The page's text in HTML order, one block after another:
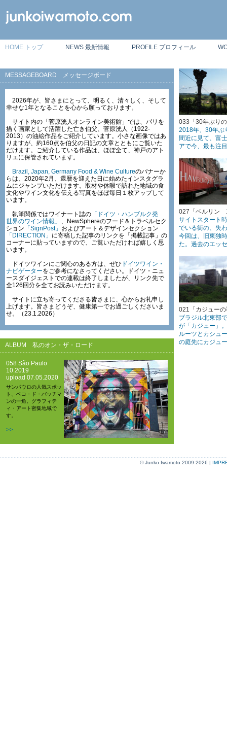
HOME トップ NEWS 最新情報 PROFILE プロフィール
MESSAGEBOARD メッセージボード
2026年が、皆さまにとって、明るく、清々しく、そして
幸せな1年となることを心から願っております。
サイト内の「菅原洸人オンライン美術館」では、パリを
描く画家として活躍した亡き伯父、菅原洸人（1922-
2013）の油絵作品をご紹介しています。小さな画像ではあ
りますが、約160点を伯父の日記の文章とともにご覧いた
だけます。ご紹介している作品は、ほぼ全て、神戸のアト
リエに保管されています。
Brazil, Japan, Germany Food & Wine Cultureのバナーか
らは、2020年2月、還暦を迎えた日に始めたインスタグラ
ムにジャンプいただけます。取材や休暇で訪れた地域の食
文化やワイン文化を伝える写真をほぼ毎日１枚アップして
います。
執筆関係ではワイナート誌の 「ドイツ・ハンブルク発
世界のワイン情報」 、NewSphereのフード＆トラベルセク
ション 「SignPost」 およびアート＆デザインセクション
「DIRECTION」 に寄稿した記事のリンクを「掲載記事」の
コーナーに貼っていますので、ご覧いただければ嬉しく思
います。
ドイツワインにご関心のある方は、ぜひ ドイツワイン・
ナビゲーターをご参考になさってください。ドイツ・ニュ
ースダイジェストでの連載は終了しましたが、リンク先で
全126回分を全てお読みいただけます。
サイトに立ち寄ってくださる皆さまに、心からお礼申し
上げます。皆さまどうぞ、健康第一でお過ごしくださいま
せ。（23.1.2026）
ALBUM 私のオン・ザ・ロード
058 São Paulo
10.2019
upload 07.05.2020
サンパウロの人気スポッ
ト、ベコ・ド・バッチマ
ンの一角。グラフィテ
ィ・アート密集地域で
す。
>>
033「30年ぶり
2018年、30年ぶ
間近に見て、富
アで今、最も注
027「ベルリン
サイトスタート
でいる街の、失
今回は、旧東独
た。過去のエッ
021「カジュー
ブラジル北東部
が「カジュー」
ルーツとカシュ
の庭先にカジュ
© Junko Iwamoto 2009-2026 |